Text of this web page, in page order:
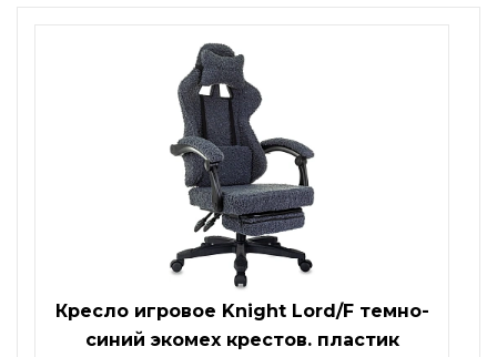
Кресло игровое Knight Lord/F темно-
синий экомех крестов. пластик